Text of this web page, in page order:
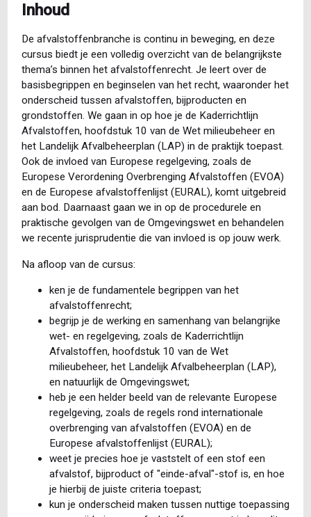
Inhoud
De afvalstoffenbranche is continu in beweging, en deze
cursus biedt je een volledig overzicht van de belangrijkste
thema’s binnen het afvalstoffenrecht. Je leert over de
basisbegrippen en beginselen van het recht, waaronder het
onderscheid tussen afvalstoffen, bijproducten en
grondstoffen. We gaan in op hoe je de Kaderrichtlijn
Afvalstoffen, hoofdstuk 10 van de Wet milieubeheer en
het Landelijk Afvalbeheerplan (LAP) in de praktijk toepast.
Ook de invloed van Europese regelgeving, zoals de
Europese Verordening Overbrenging Afvalstoffen (EVOA)
en de Europese afvalstoffenlijst (EURAL), komt uitgebreid
aan bod. Daarnaast gaan we in op de procedurele en
praktische gevolgen van de Omgevingswet en behandelen
we recente jurisprudentie die van invloed is op jouw werk.
Na afloop van de cursus:
ken je de fundamentele begrippen van het
afvalstoffenrecht;
begrijp je de werking en samenhang van belangrijke
wet- en regelgeving, zoals de Kaderrichtlijn
Afvalstoffen, hoofdstuk 10 van de Wet
milieubeheer, het Landelijk Afvalbeheerplan (LAP),
en natuurlijk de Omgevingswet;
heb je een helder beeld van de relevante Europese
regelgeving, zoals de regels rond internationale
overbrenging van afvalstoffen (EVOA) en de
Europese afvalstoffenlijst (EURAL);
weet je precies hoe je vaststelt of een stof een
afvalstof, bijproduct of "einde-afval"-stof is, en hoe
je hierbij de juiste criteria toepast;
kun je onderscheid maken tussen nuttige toepassing